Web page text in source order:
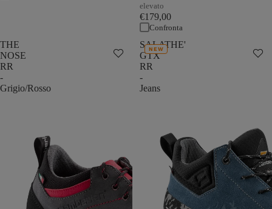
elevato
€179,00
Confronta
THE
NOSE
RR
-
Grigio/Rosso
SALATHE'
GTX
RR
-
Jeans
NEW